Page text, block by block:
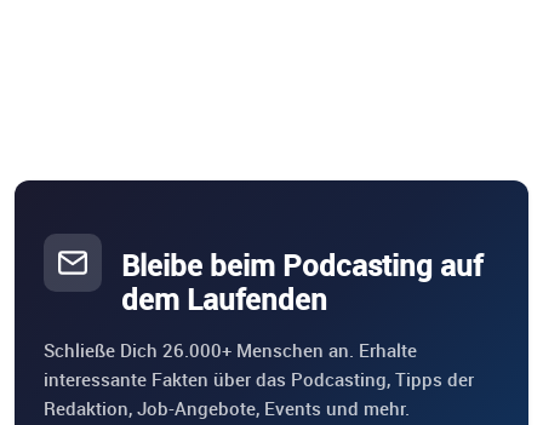
Bleibe beim Podcasting auf
dem Laufenden
Schließe Dich 26.000+ Menschen an. Erhalte
interessante Fakten über das Podcasting, Tipps der
Redaktion, Job-Angebote, Events und mehr.